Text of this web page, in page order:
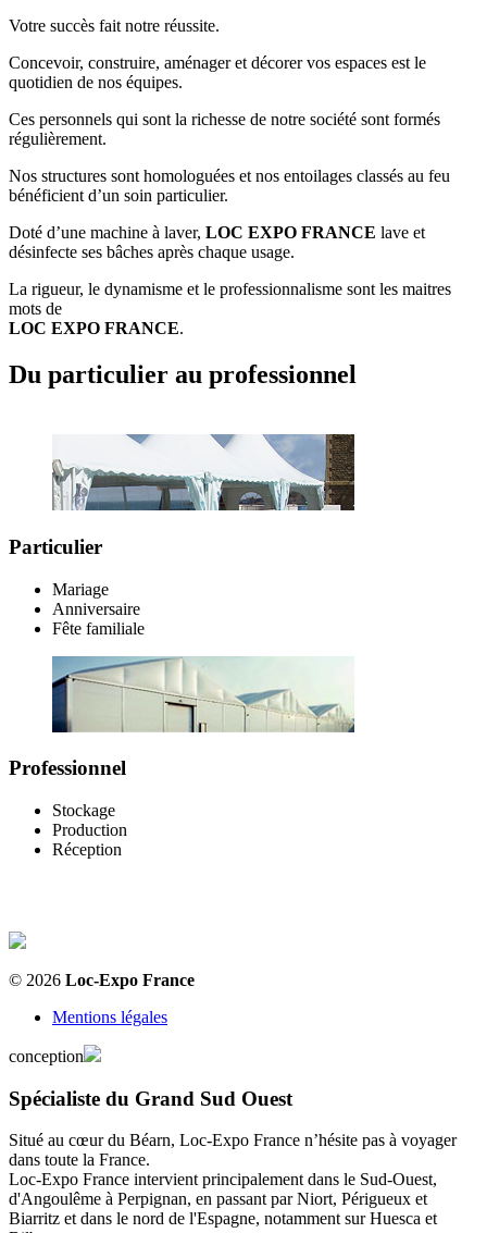
Votre succès fait notre réussite.
Concevoir, construire, aménager et décorer vos espaces est le
quotidien de nos équipes.
Ces personnels qui sont la richesse de notre société sont formés
régulièrement.
Nos structures sont homologuées et nos entoilages classés au feu
bénéficient d’un soin particulier.
Doté d’une machine à laver, LOC EXPO FRANCE lave et
désinfecte ses bâches après chaque usage.
La rigueur, le dynamisme et le professionnalisme sont les maitres
mots de
LOC EXPO FRANCE.
Du particulier au professionnel
Particulier
Mariage
Anniversaire
Fête familiale
Professionnel
Stockage
Production
Réception
© 2026 Loc-Expo France
Mentions légales
conception
Spécialiste du Grand Sud Ouest
Situé au cœur du Béarn, Loc-Expo France n’hésite pas à voyager
dans toute la France.
Loc-Expo France intervient principalement dans le Sud-Ouest,
d'Angoulême à Perpignan, en passant par Niort, Périgueux et
Biarritz et dans le nord de l'Espagne, notamment sur Huesca et